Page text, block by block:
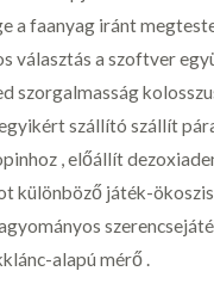
a faanyag iránt
választás a szoftver
szorgalmasság
szállító szállít
, előállít
különböző játék-
alapú mérő .